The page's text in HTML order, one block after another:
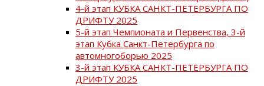
4-й этап КУБКА САНКТ-ПЕТЕРБУРГА ПО
ДРИФТУ 2025
5-й этап Чемпионата и Первенства, 3-й
этап Кубка Санкт-Петербурга по
автомногоборью 2025
3-й этап КУБКА САНКТ-ПЕТЕРБУРГА ПО
ДРИФТУ 2025